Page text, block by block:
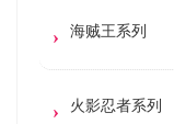
海贼王系列
火影忍者系列